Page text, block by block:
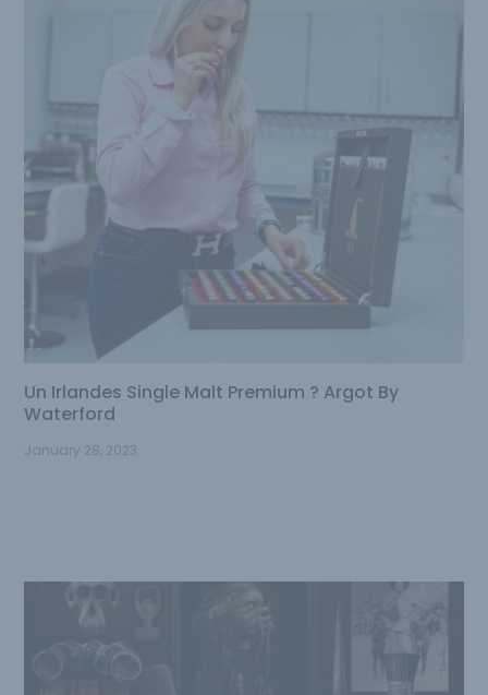
Un Irlandes Single Malt Premium ? Argot By
Waterford
January 28, 2023